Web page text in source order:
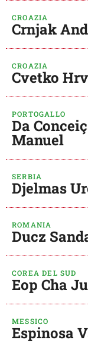
CROAZIA
Crnjak
CROAZIA
Cvetko
PORTOGALLO
Da
Manuel
SERBIA
Djelmas
ROMANIA
Ducz
COREA DEL SUD
Eop Cha
MESSICO
Espinosa